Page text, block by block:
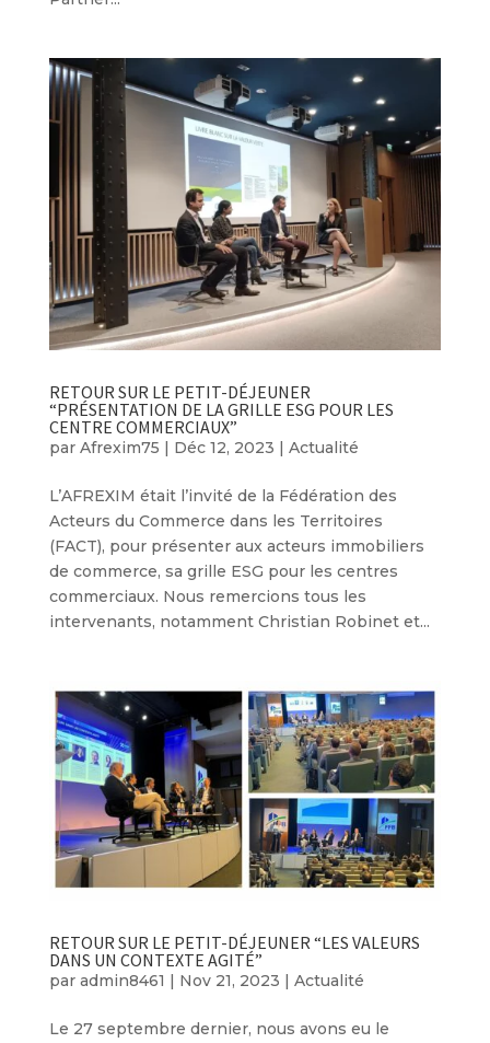
RETOUR SUR LE PETIT-DÉJEUNER
“PRÉSENTATION DE LA GRILLE ESG POUR LES
CENTRE COMMERCIAUX”
par Afrexim75 | Déc 12, 2023 | Actualité
L’AFREXIM était l’invité de la Fédération des
Acteurs du Commerce dans les Territoires
(FACT), pour présenter aux acteurs immobiliers
de commerce, sa grille ESG pour les centres
commerciaux. Nous remercions tous les
intervenants, notamment Christian Robinet et...
RETOUR SUR LE PETIT-DÉJEUNER “LES VALEURS
DANS UN CONTEXTE AGITÉ”
par admin8461 Nov 21, 2023 Actualité
Le 27 septembre dernier, nous avons eu le